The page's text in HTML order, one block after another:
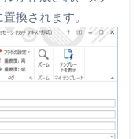
換されます。